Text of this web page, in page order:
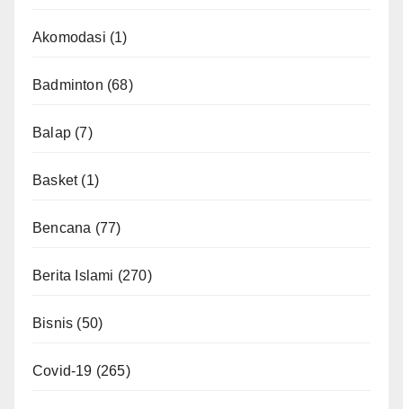
Akomodasi (1)
Badminton (68)
Balap (7)
Basket(1)
Bencana (77)
Berita Islami (270)
Bisnis (50)
Covid-19 (265)